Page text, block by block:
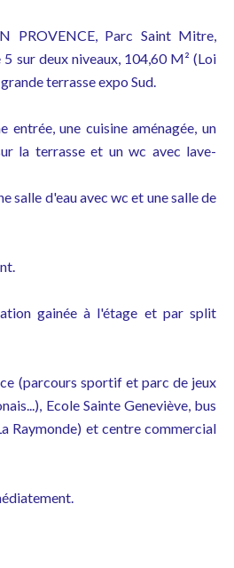
PROVENCE, Parc Saint Mitre,
sur deux niveaux, 104,60 M² (Loi
terrasse expo Sud.
entrée, une cuisine aménagée, un
la terrasse et un wc avec lave-
salle d'eau avec wc et une salle de
gainée à l'étage et par split
(parcours sportif et parc de jeux
Ecole Sainte Geneviève, bus
Raymonde) et centre commercial